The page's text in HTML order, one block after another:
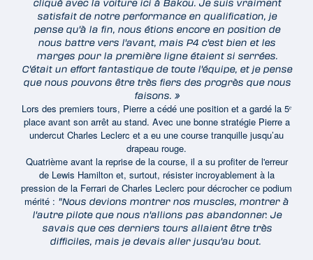
satisfait de notre performance en qualification, je
pense qu'à la fin, nous étions encore en position de
nous battre vers l'avant, mais P4 c'est bien et les
marges pour la première ligne étaient si serrées.
C'était un effort fantastique de toute l'équipe, et je pense
que nous pouvons être très fiers des progrès que nous
faisons. »
Lors des premiers tours, Pierre a cédé une position et a gardé la 5ᵉ
place avant son arrêt au stand. Avec une bonne stratégie Pierre a
undercut Charles Leclerc et a eu une course tranquille jusqu’au
drapeau rouge.
Quatrième avant la reprise de la course, il a su profiter de l'erreur
de Lewis Hamilton et, surtout, résister incroyablement à la
pression de la Ferrari de Charles Leclerc pour décrocher ce podium
mérité : "Nous devions montrer nos muscles, montrer à
l'autre pilote que nous n'allions pas abandonner. Je
savais que ces derniers tours allaient être très
difficiles, mais je devais aller jusqu'au bout.